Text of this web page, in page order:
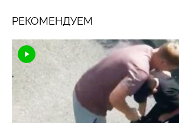
РЕКОМЕНДУЕМ